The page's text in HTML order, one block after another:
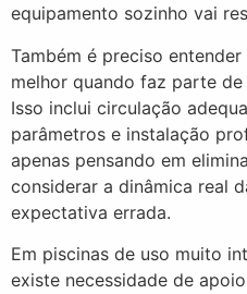
equipamento sozinho vai
Também é preciso
melhor quando faz parte
Isso inclui circulação
parâmetros e instalação
apenas pensando em
considerar a dinâmica real
expectativa errada.
Em piscinas de uso muito
existe necessidade de